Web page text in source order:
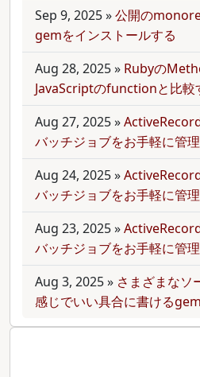
Sep 9, 2025»公開の
gemをインストールする
Aug 28, 2025» Rubyの
JavaScriptのfunctionと比較
Aug 27, 2025»
バッチジョブをお手軽に管
Aug 24, 2025»
バッチジョブをお手軽に管
Aug 23, 2025»
バッチジョブをお手軽に管
Aug 3, 2025» さまざまなソ
感じでいい具合に書ける